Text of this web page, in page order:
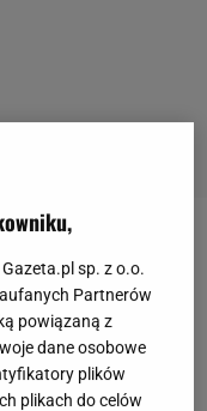
od porażki
najsilniejszą
prowadzone
22:35.
sp. z o.o.
Partnerów
powiązaną z
dane osobowe
plików
plikach do celów